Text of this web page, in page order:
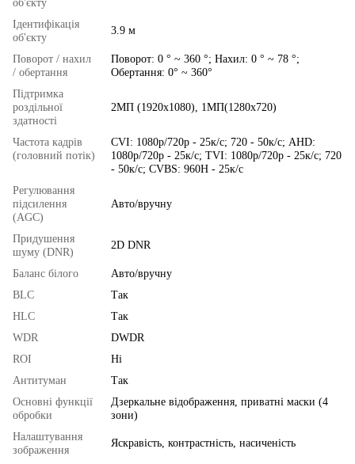
об'єкту
Ідентифікація
об'єкту
3.9 м
Поворот / нахил
/ обертання
Поворот: 0 ° ~ 360 °; Нахил: 0 ° ~ 78 °;
Обертання: 0° ~ 360°
Підтримка
роздільної
здатності
2МП (1920x1080), 1МП(1280x720)
Частота кадрів
(головний потік)
CVI: 1080p/720p - 25к/с; 720 - 50к/с; AHD:
1080p/720p - 25к/с; TVI: 1080p/720p - 25к/с; 720
- 50к/с; CVBS: 960H - 25к/с
Регулювання
підсилення
(AGC)
Авто/вручну
Придушення
шуму (DNR)
2D DNR
Баланс білого
Авто/вручну
BLC
Так
HLC
Так
WDR
DWDR
ROI
Ні
Антитуман
Так
Основні функції
обробки
Дзеркальне відображення, приватні маски (4
зони)
Налаштування
зображення
Яскравість, контрастність, насиченість